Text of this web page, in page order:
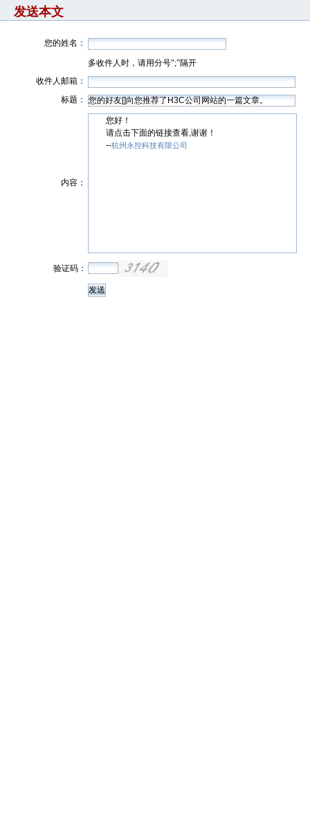
发送本文
您的姓名：
多收件人时，请用分号";"隔开
收件人邮箱：
标题：
内容：
您好！
请点击下面的链接查看,谢谢！
--杭州永控科技有限公司
验证码：